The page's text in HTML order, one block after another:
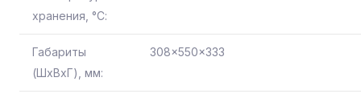
хранения, °С:
Габариты
(ШхВхГ), мм:
308x550x333